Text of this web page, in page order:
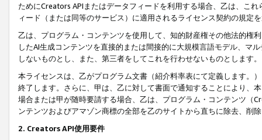
ためにCreators APIまたはデータフィードを利用する場合、乙は、こ
ィード（または同等のサービス）に適用されるライセンス契約の規定
乙は、プログラム・コンテンツを使用して、知的財産権その他法的権
したAI生成コンテンツを直接的または間接的に大規模言語モデル、マ
しないものとし、また、第三者をしてこれを行わせないものとします。
本ライセンスは、乙がプログラム文書（紹介料率表にて定義します。
終了します。さらに、甲は、乙に対して書面で通知することにより、
場合または甲が随時要請する場合、乙は、プログラム・コンテンツ（
ンテンツおよびアマゾン商標の全部を乙のサイトから直ちに除去、削
2. Creators API使用要件